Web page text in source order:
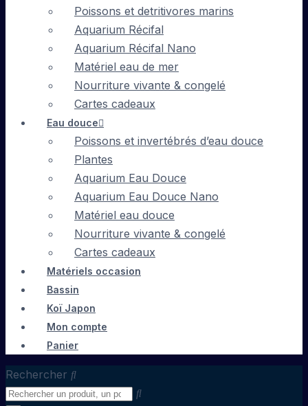
Poissons et detritivores marins
Aquarium Récifal
Aquarium Récifal Nano
Matériel eau de mer
Nourriture vivante & congelé
Cartes cadeaux
Eau douce
Poissons et invertébrés d’eau douce
Plantes
Aquarium Eau Douce
Aquarium Eau Douce Nano
Matériel eau douce
Nourriture vivante & congelé
Cartes cadeaux
Matériels occasion
Bassin
Koï Japon
Mon compte
Panier
Rechercher